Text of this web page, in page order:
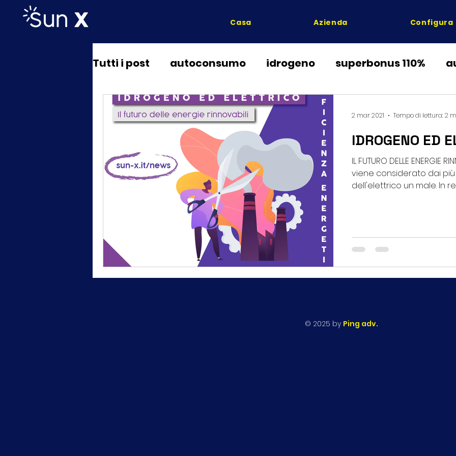
Casa Azienda Configura
Tutti i post autoconsumo idrogeno superbonus 110%
automotive ambiente condono edilizio
pompa di calore detrazioni fiscali
IDROGENO ED
IL FUTURO DELLE ENERGIE
viene considerato dai
dell'elettrico un male. In
2 mar 2021 Tempo di lettura: 2
© 2025 by Ping adv.